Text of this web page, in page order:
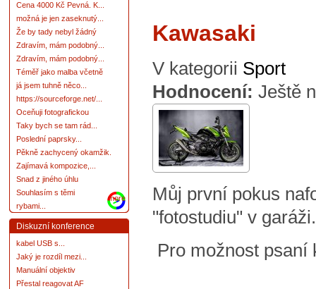
Cena 4000 Kč Pevná. K...
možná je jen zaseknutý...
Že by tady nebyl žádný
Zdravím, mám podobný...
Zdravím, mám podobný...
Téměř jako malba včetně
já jsem tuhně něco...
https://sourceforge.net/...
Oceňuji fotografickou
Taky bych se tam rád...
Poslední paprsky...
Pěkně zachycený okamžik.
Zajímavá kompozice,...
Snad z jiného úhlu
Souhlasím s těmi
rybami...
more
Diskuzní konference
kabel USB s...
Jaký je rozdíl mezi...
Manuální objektiv
Přestal reagovat AF
Kawasaki
V kategorii Sport
Hodnocení: Ještě
Můj první pokus
"fotostudiu" v garáži.
Pro možnost